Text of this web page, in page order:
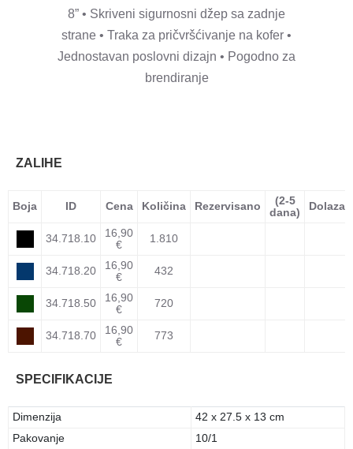
8” • Skriveni sigurnosni džep sa zadnje
strane • Traka za pričvršćivanje na kofer •
Jednostavan poslovni dizajn • Pogodno za
brendiranje
ZALIHE
Boja ID Cena Količina Rezervisano
(2-5
dana)
Dolazak
34.718.10
16,90
€
1.810
34.718.20
16,90
€
432
34.718.50
16,90
€
720
34.718.70
16,90
€
773
SPECIFIKACIJE
Dimenzija
42 x 27.5 x 13 cm
Pakovanje
10/1